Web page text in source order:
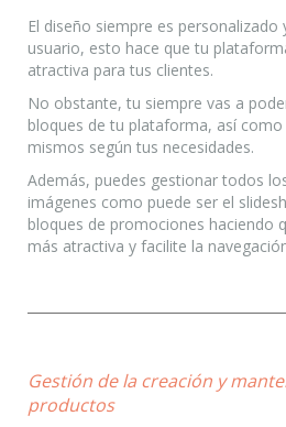
El diseño siempre es personalizado
usuario, esto hace que tu
atractiva para tus clientes.
No obstante, tu siempre vas a
bloques de tu plataforma, así
mismos según tus necesidades.
Además, puedes gestionar todos
imágenes como puede ser el
bloques de promociones haciendo
más atractiva y facilite la
Gestión de la creación y
productos